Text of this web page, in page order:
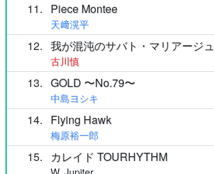
11 Piece Montee
天﨑滉平
12 我が混沌のサバト・マリアージュ
古川慎
13 GOLD 〜No.79〜
中島ヨシキ
14 Flying Hawk
梅原裕一郎
15 カレイド TOURHYTHM